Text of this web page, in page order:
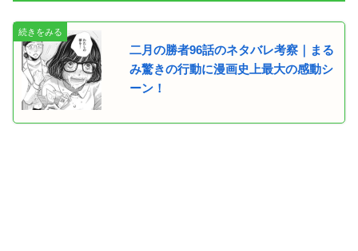
二月の勝者96話のネタバレ考察｜まる
み驚きの行動に漫画史上最大の感動シ
ーン！